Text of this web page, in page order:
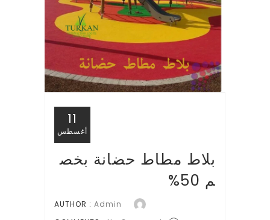
11
أغسطس
بلاط مطاط حضانة بخص
م 50%
AUTHOR : Admin